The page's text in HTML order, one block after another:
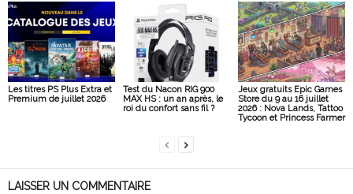
Les titres PS Plus Extra et
Premium de juillet 2026
Test du Nacon RIG 900
MAX HS : un an après, le
roi du confort sans fil ?
Jeux gratuits Epic Games
Store du 9 au 16 juillet
2026 : Nova Lands, Tattoo
Tycoon et Princess Farmer
LAISSER UN COMMENTAIRE